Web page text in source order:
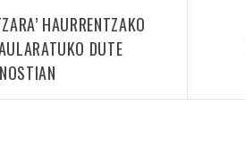
HAURRENTZAKO
DUTE